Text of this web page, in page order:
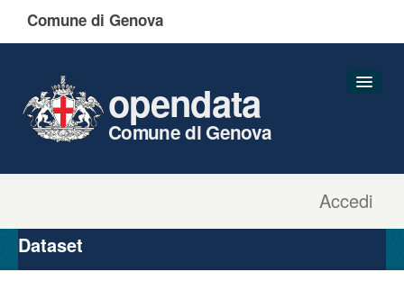
Comune di Genova
Accedi
opendata
Comune di Genova
Organizzazioni
Gruppi
Dataset